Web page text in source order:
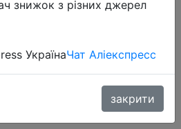
для воды,
прозрачная
знижок з різних джерел
УкраїнаЧат Аліекспресс
закрити